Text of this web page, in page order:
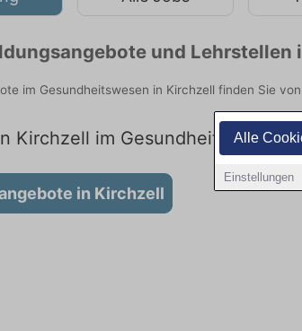
Alle
Einstellungen
und Lehrstellen
im Gesundheitswesen in Kirchzell finden Sie
Kirchzell im
in Kirchzell